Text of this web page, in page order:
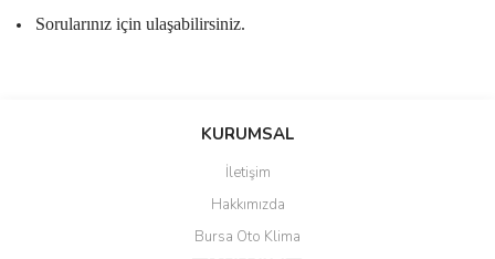
Sorularınız için ulaşabilirsiniz.
Bu ürüne ilk yorumu siz yapın!
Yorum Yaz
KURUMSAL
İletişim
Hakkımızda
Bursa Oto Klima